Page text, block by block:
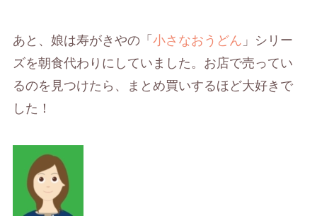
あと、娘は寿がきやの「 小さなおうどん 」シリー
ズを朝食代わりにしていました。お店で売ってい
るのを見つけたら、まとめ買いするほど大好きで
した！